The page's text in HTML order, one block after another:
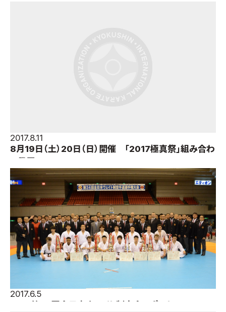
2017.8.11
8月19日（土）20日（日）開催 「2017極真祭」組み合わ
2017.6.5
2017第34回全日本ウェイト制大会レポート